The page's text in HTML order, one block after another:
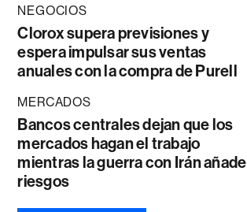
NEGOCIOS
Clorox supera previsiones y
espera impulsar sus ventas
anuales con la compra de Purell
MERCADOS
Bancos centrales dejan que los
mercados hagan el trabajo
mientras la guerra con Irán añade
riesgos